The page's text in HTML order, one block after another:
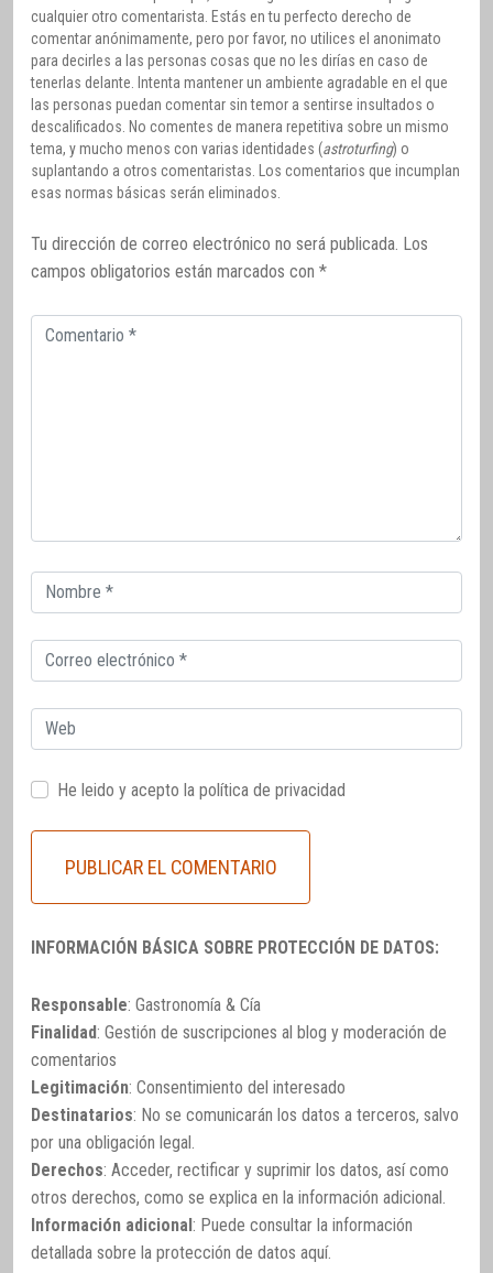
cualquier otro comentarista. Estás en tu perfecto derecho de
comentar anónimamente, pero por favor, no utilices el anonimato
para decirles a las personas cosas que no les dirías en caso de
tenerlas delante. Intenta mantener un ambiente agradable en el que
las personas puedan comentar sin temor a sentirse insultados o
descalificados. No comentes de manera repetitiva sobre un mismo
tema, y mucho menos con varias identidades (astroturfing) o
suplantando a otros comentaristas. Los comentarios que incumplan
esas normas básicas serán eliminados.
Tu dirección de correo electrónico no será publicada. Los
campos obligatorios están marcados con *
Comentario
Correo
electrónico
Correo
electrónico
Web
He leido y acepto la política de privacidad
INFORMACIÓN BÁSICA SOBRE PROTECCIÓN DE DATOS:
Responsable: Gastronomía & Cía
Finalidad: Gestión de suscripciones al blog y moderación de
comentarios
Legitimación: Consentimiento del interesado
Destinatarios: No se comunicarán los datos a terceros, salvo
por una obligación legal.
Derechos: Acceder, rectificar y suprimir los datos, así como
otros derechos, como se explica en la información adicional.
Información adicional: Puede consultar la información
detallada sobre la protección de datos aquí.